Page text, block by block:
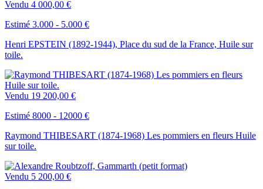
Vendu 4 000,00 €
Estimé 3.000 - 5.000 €
Henri EPSTEIN (1892-1944), Place du sud de la France, Huile sur
toile.
Vendu 19 200,00 €
Estimé 8000 - 12000 €
Raymond THIBESART (1874-1968) Les pommiers en fleurs Huile
sur toile.
Vendu 5 200,00 €